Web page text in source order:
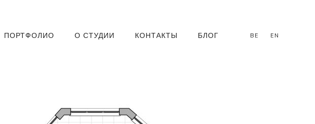
ПОРТФОЛИО О СТУДИИ КОНТАКТЫ БЛОГ BE EN